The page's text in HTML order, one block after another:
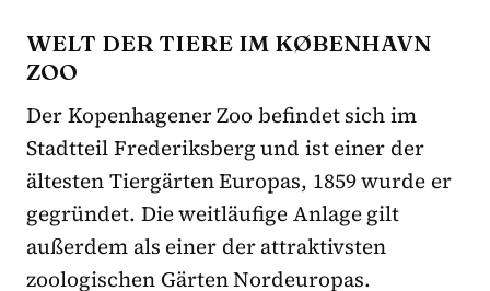
WELT DER TIERE IM KØBENHAVN
ZOO
Der Kopenhagener Zoo befindet sich im
StadtteilFrederiksbergund ist einer der
ältesten Tiergärten Europas, 1859 wurde er
gegründet. Die weitläufige Anlage gilt
außerdem als einer der attraktivsten
zoologischen Gärten Nordeuropas.